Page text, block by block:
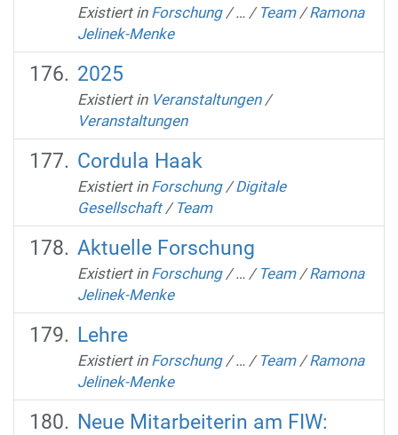
Existiert in Forschung /… / Team /Ramona
Jelinek-Menke
2025
Existiert in Veranstaltungen /
Veranstaltungen
Cordula Haak
Existiert in Forschung /Digitale
Gesellschaft / Team
Aktuelle Forschung
Existiert in Forschung /… / Team /Ramona
Jelinek-Menke
Lehre
Existiert in Forschung /… / Team /Ramona
Jelinek-Menke
Neue Mitarbeiterin am FIW: